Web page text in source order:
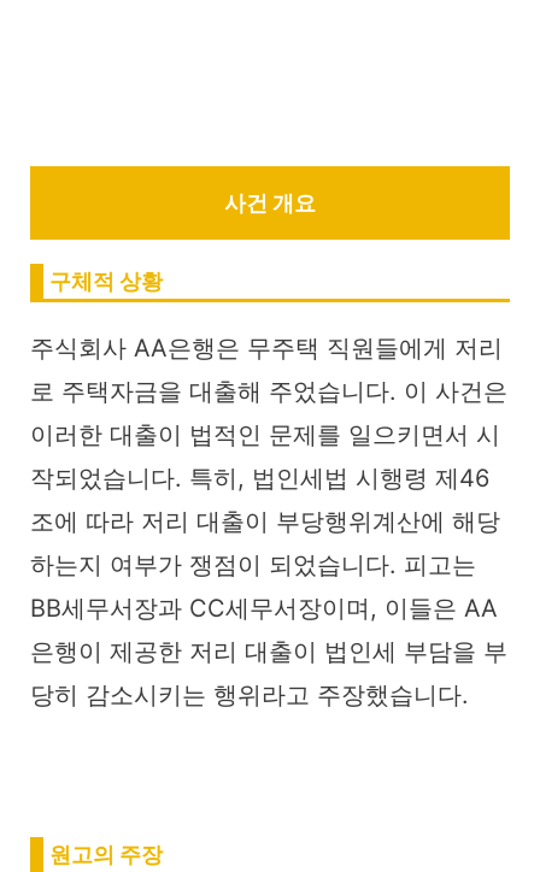
사건 개요
구체적 상황
주식회사 AA은행은 무주택 직원들에게 저리
로 주택자금을 대출해 주었습니다. 이 사건은
이러한 대출이 법적인 문제를 일으키면서 시
작되었습니다. 특히, 법인세법 시행령 제46
조에 따라 저리 대출이 부당행위계산에 해당
하는지 여부가 쟁점이 되었습니다. 피고는
BB세무서장과 CC세무서장이며, 이들은 AA
은행이 제공한 저리 대출이 법인세 부담을 부
당히 감소시키는 행위라고 주장했습니다.
원고의 주장